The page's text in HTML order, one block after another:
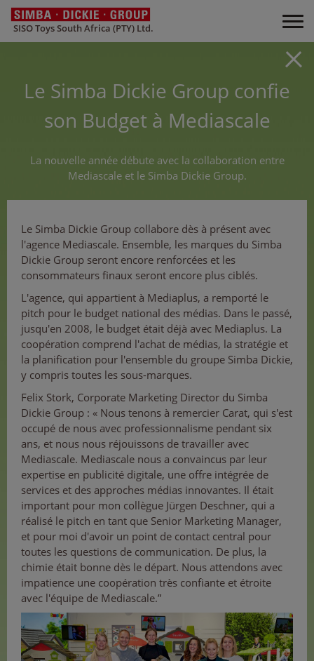
SISO Toys South Africa (PTY) Ltd.
Le Simba Dickie Group confie
son Budget à Mediascale
La nouvelle année débute avec la collaboration entre
Mediascale et le Simba Dickie Group.
Le Simba Dickie Group collabore dès à présent avec
l'agence Mediascale. Ensemble, les marques du Simba
Dickie Group seront encore renforcées et les
consommateurs finaux seront encore plus ciblés.
L'agence, qui appartient à Mediaplus, a remporté le
pitch pour le budget national des médias. Dans le passé,
jusqu'en 2008, le budget était déjà avec Mediaplus. La
coopération comprend l'achat de médias, la stratégie et
la planification pour l'ensemble du groupe Simba Dickie,
y compris toutes les sous-marques.
Felix Stork, Corporate Marketing Director du Simba
Dickie Group : « Nous tenons à remercier Carat, qui s'est
occupé de nous avec professionnalisme pendant six
ans, et nous nous réjouissons de travailler avec
Mediascale. Mediascale nous a convaincus par leur
expertise en publicité digitale, une offre intégrée de
services et des approches médias innovantes. Il était
important pour mon collègue Jürgen Deschner, qui a
réalisé le pitch en tant que Senior Marketing Manager,
et pour moi d'avoir un point de contact central pour
toutes les questions de communication. De plus, la
chimie était bonne dès le départ. Nous attendons avec
impatience une coopération très confiante et étroite
avec l'équipe de Mediascale.”